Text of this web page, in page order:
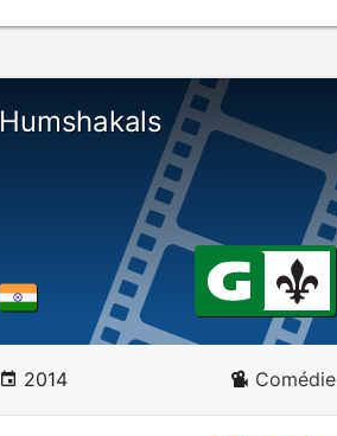
Humshakals
2014 Comédie